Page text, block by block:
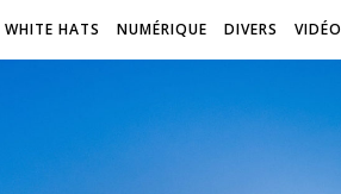
WHITE HATS NUMÉRIQUE DIVERS